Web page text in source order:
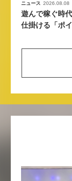
ニュース 2026.08.08
遊んで稼ぐ時
仕掛ける「ポ